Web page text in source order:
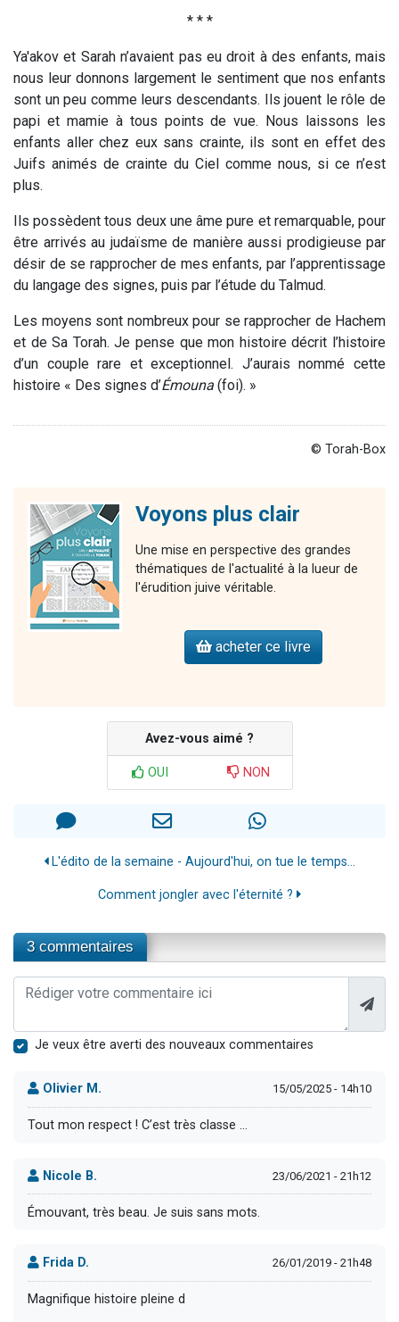
* * *
Ya'akov et Sarah n’avaient pas eu droit à des enfants, mais
nous leur donnons largement le sentiment que nos enfants
sont un peu comme leurs descendants. Ils jouent le rôle de
papi et mamie à tous points de vue. Nous laissons les
enfants aller chez eux sans crainte, ils sont en effet des
Juifs animés de crainte du Ciel comme nous, si ce n’est
plus.
Ils possèdent tous deux une âme pure et remarquable, pour
être arrivés au judaïsme de manière aussi prodigieuse par
désir de se rapprocher de mes enfants, par l’apprentissage
du langage des signes, puis par l’étude du Talmud.
Les moyens sont nombreux pour se rapprocher de Hachem
et de Sa Torah. Je pense que mon histoire décrit l’histoire
d’un couple rare et exceptionnel. J’aurais nommé cette
histoire « Des signes d’Émouna (foi). »
© Torah-Box
Voyons plus clair
Une mise en perspective des grandes
thématiques de l'actualité à la lueur de
l'érudition juive véritable.
acheter ce livre
Avez-vous aimé ?
OUI NON
L'édito de la semaine - Aujourd'hui, on tue le temps...
Comment jongler avec l'éternité ?
3 commentaires
Je veux être averti des nouveaux commentaires
Olivier M. 15/05/2025 - 14h10
Tout mon respect ! C’est très classe …
Nicole B. 23/06/2021 - 21h12
Émouvant, très beau. Je suis sans mots.
Frida D. 26/01/2019 - 21h48
Magnifique histoire pleine d